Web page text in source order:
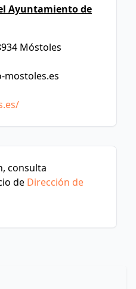
Ayuntamiento de
Móstoles
mostoles.es
consulta
de Dirección de